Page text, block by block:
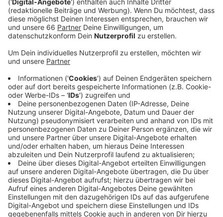
Veröffentlicht:Mittwoch, 11.01.2023 15:55
Der Mindesttarif für Uber und andere Fahrdienste
dieser Art ist erst mal vom Tisch. Auf AD-Anfrage
heißt es von der Stadt: Man wolle mit der Politik
"mildere Mittel" diskutieren, um - so ein Sprecher
wörtlich - "eine Wettbewerbsgrundlage zu schaffen".
Was "mildere Mittel" sein könnten, dazu wurden auf
Nachfrage keine Angaben gemacht. Die Düsseldorfer
Taxibranche ist entsetzt darüber, dass die Stadt den
Schritt, Uber zu verteuern, jetzt doch wieder
zurückzieht - bedankt sich aber auch bei Stadt und
Politik für den "Mut, das Thema überhaupt anzugehen".